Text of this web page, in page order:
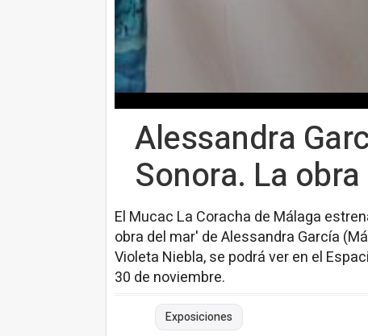
Alessandra
Sonora. La
El Mucac La Coracha de Málaga
obra del mar' de Alessandra García
Violeta Niebla, se podrá ver en el
30 de noviembre.
Exposiciones